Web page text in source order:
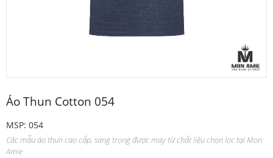
Áo Thun Cotton 054
MSP: 054
Các mẫu áo thun cao cấp, sang trọng được may từ chất liệu chọn lọc tại Mon
Amie